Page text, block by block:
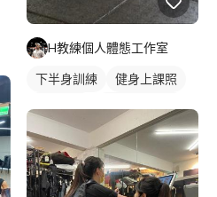
H教練個人體態工作室
下半身訓練
健身上課照
重訓教練
重訓課程
健身課程
腿部訓練